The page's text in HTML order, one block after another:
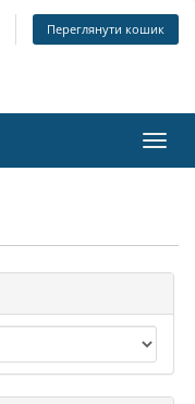
Переглянути кошик